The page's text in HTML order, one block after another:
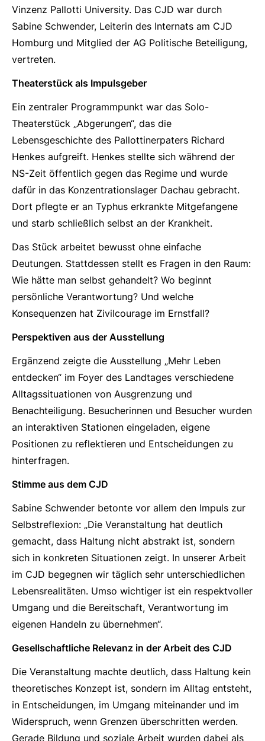
Vinzenz Pallotti University. Das CJD war durch
Sabine Schwender, Leiterin des Internats am CJD
Homburg und Mitglied der AG Politische Beteiligung,
vertreten.
Theaterstück als Impulsgeber
Ein zentraler Programmpunkt war das Solo-
Theaterstück „Abgerungen“, das die
Lebensgeschichte des Pallottinerpaters Richard
Henkes aufgreift. Henkes stellte sich während der
NS-Zeit öffentlich gegen das Regime und wurde
dafür in das Konzentrationslager Dachau gebracht.
Dort pflegte er an Typhus erkrankte Mitgefangene
und starb schließlich selbst an der Krankheit.
Das Stück arbeitet bewusst ohne einfache
Deutungen. Stattdessen stellt es Fragen in den Raum:
Wie hätte man selbst gehandelt? Wo beginnt
persönliche Verantwortung? Und welche
Konsequenzen hat Zivilcourage im Ernstfall?
Perspektiven aus der Ausstellung
Ergänzend zeigte die Ausstellung „Mehr Leben
entdecken“ im Foyer des Landtages verschiedene
Alltagssituationen von Ausgrenzung und
Benachteiligung. Besucherinnen und Besucher wurden
an interaktiven Stationen eingeladen, eigene
Positionen zu reflektieren und Entscheidungen zu
hinterfragen.
Stimme aus dem CJD
Sabine Schwender betonte vor allem den Impuls zur
Selbstreflexion: „Die Veranstaltung hat deutlich
gemacht, dass Haltung nicht abstrakt ist, sondern
sich in konkreten Situationen zeigt. In unserer Arbeit
im CJD begegnen wir täglich sehr unterschiedlichen
Lebensrealitäten. Umso wichtiger ist ein respektvoller
Umgang und die Bereitschaft, Verantwortung im
eigenen Handeln zu übernehmen“.
Gesellschaftliche Relevanz in der Arbeit des CJD
Die Veranstaltung machte deutlich, dass Haltung kein
theoretisches Konzept ist, sondern im Alltag entsteht,
in Entscheidungen, im Umgang miteinander und im
Widerspruch, wenn Grenzen überschritten werden.
Gerade Bildung und soziale Arbeit wurden dabei als